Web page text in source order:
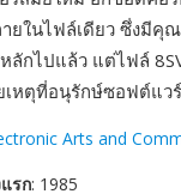
ยในไฟล์เดียว ซึ่งมีคุ
ลักไปแล้ว แต่ไฟล์
หตุที่อนุรักษ์ซอฟต์แวร์
Arts and
รก: 1985